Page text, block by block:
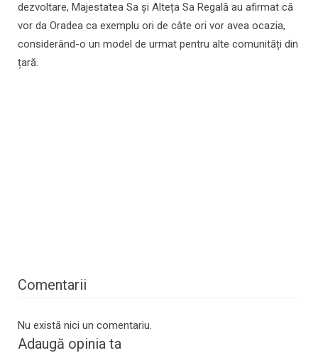
dezvoltare, Majestatea Sa și Alteța Sa Regală au afirmat că
vor da Oradea ca exemplu ori de câte ori vor avea ocazia,
considerând-o un model de urmat pentru alte comunități din
țară.
Comentarii
Nu există nici un comentariu.
Adaugă opinia ta